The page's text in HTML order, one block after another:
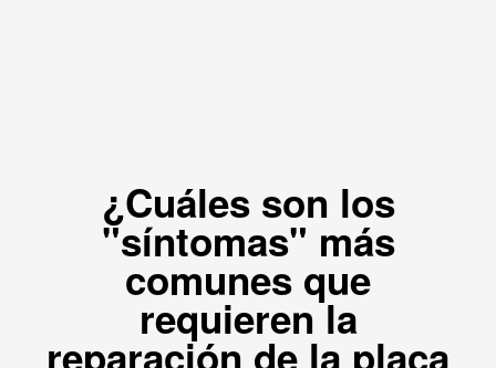
¿Cuáles son los
"síntomas" más
comunes que
requieren la
reparación de la placa